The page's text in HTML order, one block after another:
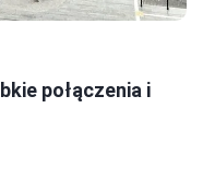
połączenia i